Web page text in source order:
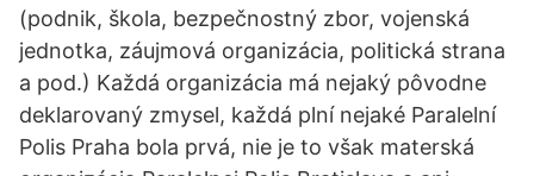
(podnik, škola, bezpečnostný zbor, vojenská
jednotka, záujmová organizácia, politická strana
a pod.) Každá organizácia má nejaký pôvodne
deklarovaný zmysel, každá plní nejaké Paralelní
Polis Praha bola prvá, nie je to však materská